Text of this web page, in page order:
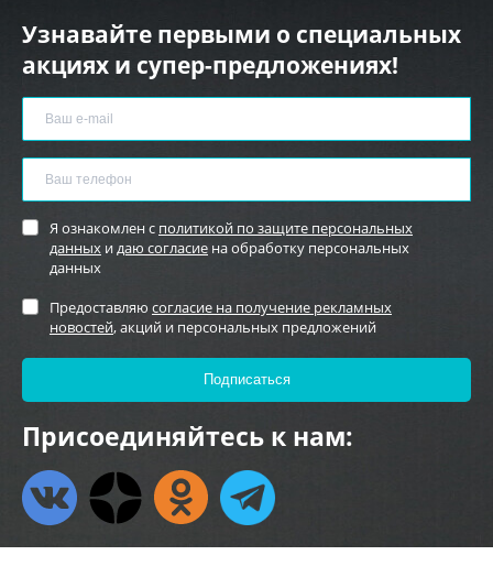
Узнавайте первыми о специальных
акциях и супер-предложениях!
Я ознакомлен с политикой по защите персональных
данных идаю согласие на обработку персональных
данных
Предоставляю согласие на получение рекламных
новостей, акций и персональных предложений
Присоединяйтесь к нам: